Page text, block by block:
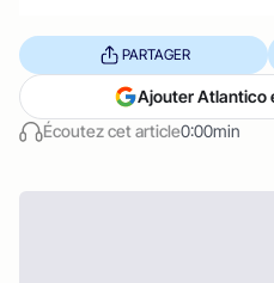
Écoutez cet article0:00min
PARTAGER
Ajouter Atlantico